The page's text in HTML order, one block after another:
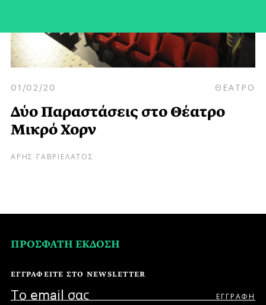
01/02/20 ΘΕΑΤΡΟ
Δύο Παραστάσεις στο Θέατρο
Μικρό Χορν
ΑΡΗΣ ΓΑΒΡΙΕΛΑΤΟΣ
ΠΡΟΣΦΑΤΗ ΕΚΔΟΣΗ
ΕΓΓΡΑΦΕΙΤΕ ΣΤΟ NEWSLETTER